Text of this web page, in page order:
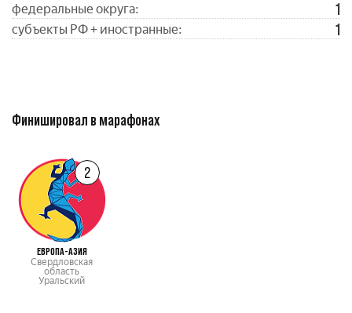
федеральные округа: 1
субъекты РФ + иностранные: 1
Финишировал в марафонах
2
ЕВРОПА-АЗИЯ
Свердловская
область
Уральский